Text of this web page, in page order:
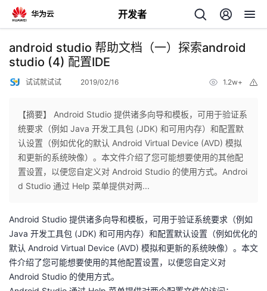
开发者
返
回
个
人
页
我
开
发
者
android studio 帮助文档（一）探索android
studio (4) 配置IDE
试试就试试 2019/02/16 1.2w+
【摘要】 Android Studio 提供诸多向导和模板，可用于验证系
统要求（例如 Java 开发工具包 (JDK) 和可用内存）和配置默
认设置（例如优化的默认 Android Virtual Device (AVD) 模拟
和更新的系统映像）。本文件介绍了您可能想要使用的其他配
置设置，以便您自定义对 Android Studio 的使用方式。Androi
d Studio 通过 Help 菜单提供对两...
Android Studio 提供诸多向导和模板，可用于验证系统要求（例如
Java 开发工具包 (JDK) 和可用内存）和配置默认设置（例如优化的
默认 Android Virtual Device (AVD) 模拟和更新的系统映像）。本文
件介绍了您可能想要使用的其他配置设置，以便您自定义对
Android Studio 的使用方式。